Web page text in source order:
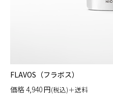
FLAVOS（フラボス）
価格4,940円(税込)＋送料